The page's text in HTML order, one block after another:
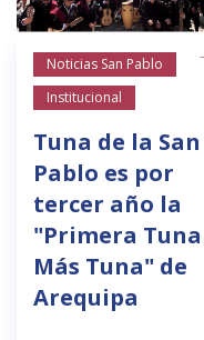
Noticias San Pablo
Institucional
Tuna de la San
Pablo es por
tercer año la
"Primera Tuna
Más Tuna" de
Arequipa